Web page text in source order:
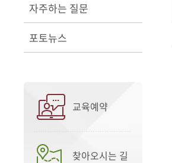
자주하는 질문
포토뉴스
교육예약
찾아오시는 길